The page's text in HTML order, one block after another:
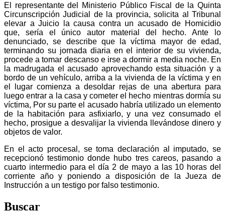
El representante del Ministerio Público Fiscal de la Quinta
Circunscripción Judicial de la provincia, solicita al Tribunal
elevar a Juicio la causa contra un acusado de Homicidio
que, sería el único autor material del hecho. Ante lo
denunciado, se describe que la víctima mayor de edad,
terminando su jornada diaria en el interior de su vivienda,
procede a tomar descanso e irse a dormir a media noche. En
la madrugada el acusado aprovechando esta situación y a
bordo de un vehículo, arriba a la vivienda de la víctima y en
el lugar comienza a desoldar rejas de una abertura para
luego entrar a la casa y cometer el hecho mientras dormía su
víctima, Por su parte el acusado habría utilizado un elemento
de la habitación para asfixiarlo, y una vez consumado el
hecho, prosigue a desvalijar la vivienda llevándose dinero y
objetos de valor.
En el acto procesal, se toma declaración al imputado, se
recepcionó testimonio donde hubo tres careos, pasando a
cuarto intermedio para el día 2 de mayo a las 10 horas del
corriente año y poniendo a disposición de la Jueza de
Instrucción a un testigo por falso testimonio.
Buscar